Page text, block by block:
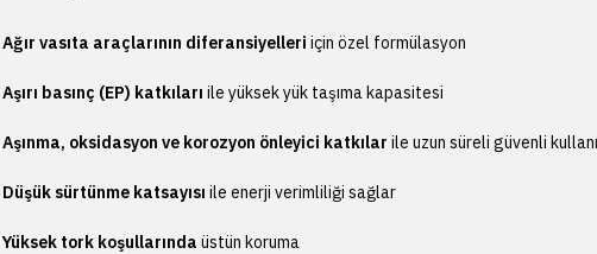
Ağır vasıta araçlarının diferansiyelleri için özel formülasyon
Aşırı basınç (EP) katkıları ile yüksek yük taşıma kapasitesi
Aşınma, oksidasyon ve korozyon önleyici katkılar ile uzun süreli güvenli
Düşük sürtünme katsayısı ile enerji verimliliği sağlar
Yüksek tork koşullarında üstün koruma